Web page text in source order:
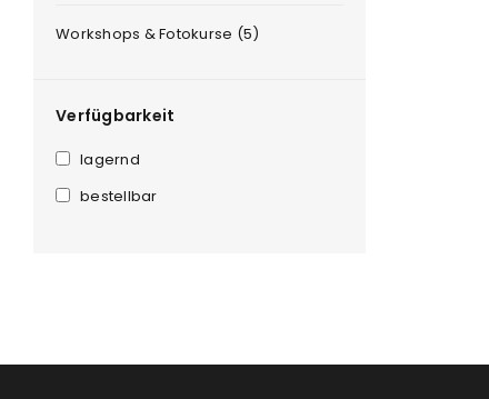
Workshops & Fotokurse (5)
Verfügbarkeit
lagernd
bestellbar